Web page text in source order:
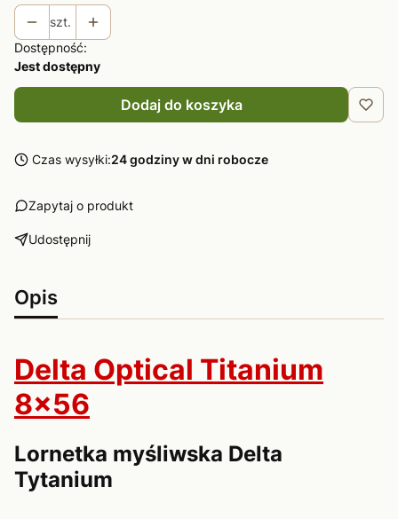
szt.
Dostępność:
Jest dostępny
Dodaj do koszyka
Czas wysyłki:24 godziny w dni robocze
Zapytaj o produkt
Udostępnij
Opis
Delta Optical Titanium
8x56
Lornetka myśliwska Delta
Tytanium